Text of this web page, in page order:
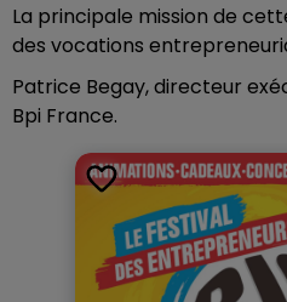
La principale mission de
des vocations
Patrice Begay, directeur
Bpi France.